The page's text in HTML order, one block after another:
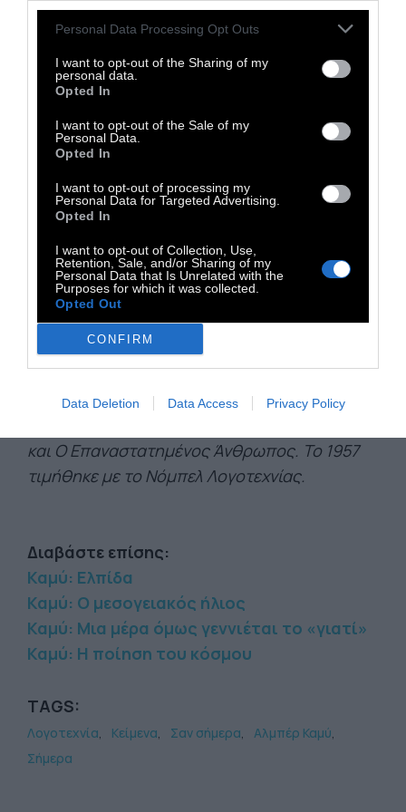
Personal Data Processing Opt Outs
I want to opt-out of the Sharing of my
personal data.
Opted In
I want to opt-out of the Sale of my
Personal Data.
Opted In
I want to opt-out of processing my
Personal Data for Targeted Advertising.
Opted In
I want to opt-out of Collection, Use,
Retention, Sale, and/or Sharing of my
Personal Data that Is Unrelated with the
Purposes for which it was collected.
Opted Out
CONFIRM
Data Deletion Data Access Privacy Policy
εαυτούς μας, όπως η «διασκέδαση» του
που είναι σαν μια πολύ μεγάλη και πολύ
σοβαρή επιστήμη, μας επαναφέρει σ’ Αυτόν.
«Σημειωματάρια», βιβλίο πρώτο, εκδ. Πατάκη.
Αλμπέρ Καμύ (7 Νοεμβρίου 1913-4 Ιανουαρίου
1960). Γάλλος φιλόσοφος και συγγραφέας,
ιδρυτής του Theatre du Travail (1935), για το
οποίο δούλεψε ως σκηνοθέτης, διασκευαστής
και ηθοποιός. Ανάμεσα στα πιο γνωστά του
έργα, περιλαμβάνονται τα μυθιστορήματα Ο
Ξένος και Η Πανούκλα, τα θεατρικά
Καλλιγούλας και Οι Δίκαιοι, αλλά και τα
και Ο Επαναστατημένος Άνθρωπος. Το 1957
τιμήθηκε με το Νόμπελ Λογοτεχνίας.
Διαβάστε επίσης:
Καμύ: Ελπίδα
Καμύ: Ο μεσογειακός ήλιος
Καμύ: Μια μέρα όμως γεννιέται το «γιατί»
Καμύ: Η ποίηση του κόσμου
TAGS:
Λογοτεχνία Κείμενα Σαν σήμερα
Αλμπέρ Καμύ
Σήμερα